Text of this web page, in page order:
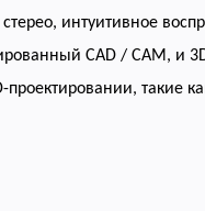
интуитивное
CAD / CAM, и
такие